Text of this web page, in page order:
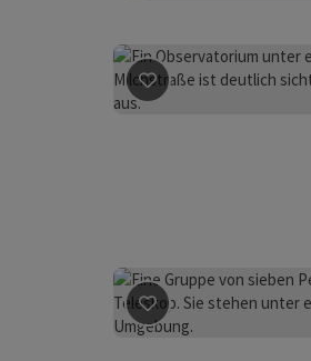
Beitrag merken :
Beitrag merken